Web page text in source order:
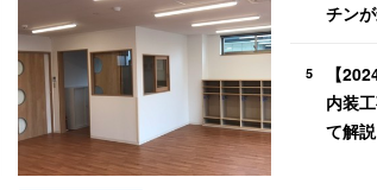
チン
5
【
内装
て解説